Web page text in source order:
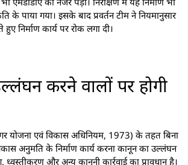
के पाया गया। इसके बाद प्रवर्तन टीम ने नियमानुसार
निर्माण कार्य पर रोक लगा दी।
करने वालों पर होगी
योजना एवं विकास अधिनियम, 1973) के तहत बिना
अनुमति के निर्माण कार्य करना कानून का उल्लंघन
और अन्य कानूनी कार्रवाई का प्रावधान है।